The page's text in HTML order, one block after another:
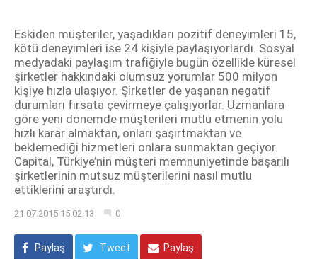
Eskiden müşteriler, yaşadıkları pozitif deneyimleri 15,
kötü deneyimleri ise 24 kişiyle paylaşıyorlardı. Sosyal
medyadaki paylaşım trafiğiyle bugün özellikle küresel
şirketler hakkındaki olumsuz yorumlar 500 milyon
kişiye hızla ulaşıyor. Şirketler de yaşanan negatif
durumları fırsata çevirmeye çalışıyorlar. Uzmanlara
göre yeni dönemde müşterileri mutlu etmenin yolu
hızlı karar almaktan, onları şaşırtmaktan ve
beklemediği hizmetleri onlara sunmaktan geçiyor.
Capital, Türkiye’nin müşteri memnuniyetinde başarılı
şirketlerinin mutsuz müşterilerini nasıl mutlu
ettiklerini araştırdı.
21.07.2015 15:02:13 0
Paylaş Tweet Paylaş